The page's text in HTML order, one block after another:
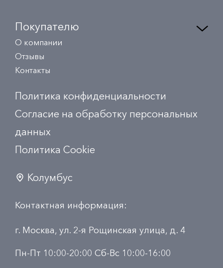
Покупателю
О компании
Отзывы
Контакты
Политика конфиденциальности
Согласие на обработку персональных
данных
Политика Сookie
Колумбус
Контактная информация:
г. Москва, ул. 2-я Рощинская улица, д. 4
Пн-Пт 10:00-20:00 Сб-Вс 10:00-16:00